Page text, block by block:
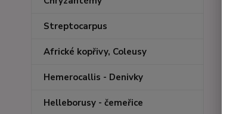
Streptocarpus
Africké kopřivy, Coleusy
Hemerocallis - Denivky
Helleborusy - čemeřice